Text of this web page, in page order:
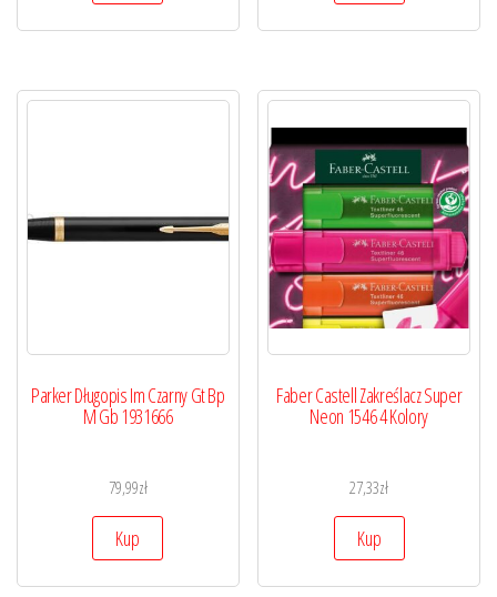
Parker Długopis Im Czarny Gt Bp
M Gb 1931666
79,99zł
Kup
Faber Castell Zakreślacz Super
Neon 1546 4 Kolory
27,33zł
Kup